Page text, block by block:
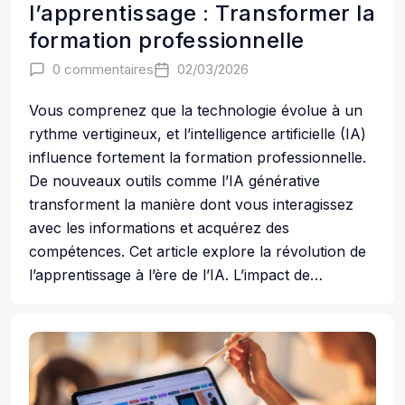
l’apprentissage : Transformer la
formation professionnelle
0 commentaires 02/03/2026
Vous comprenez que la technologie évolue à un
rythme vertigineux, et l’intelligence artificielle (IA)
influence fortement la formation professionnelle.
De nouveaux outils comme l’IA générative
transforment la manière dont vous interagissez
avec les informations et acquérez des
compétences. Cet article explore la révolution de
l’apprentissage à l’ère de l’IA. L’impact de…